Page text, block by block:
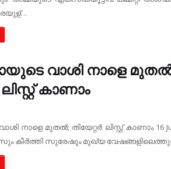
വാശി നാളെ
കാണാം
നാളെ മുതല്‍; തിയേറ്റര്‍ ലിസ്റ്റ് കാണാം 16 Jun
കീര്‍ത്തി സുരേഷും മുഖ്യ